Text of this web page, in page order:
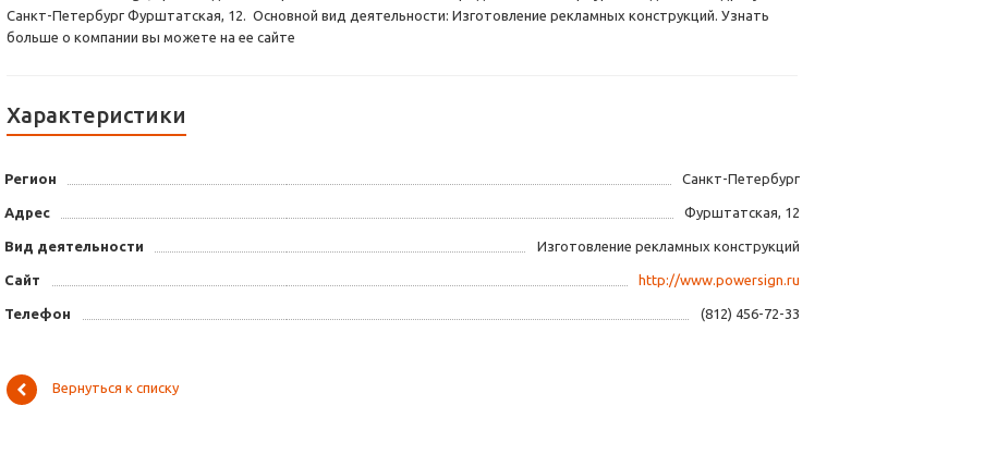
Санкт-Петербург Фурштатская, 12. Основной вид деятельности: Изготовление рекламных конструкций. Узнать
больше о компании вы можете на ее сайте
Характеристики
Регион Санкт-Петербург
Адрес Фурштатская, 12
Вид деятельности Изготовление рекламных конструкций
Сайт http://www.powersign.ru
Телефон (812) 456-72-33
Вернуться к списку